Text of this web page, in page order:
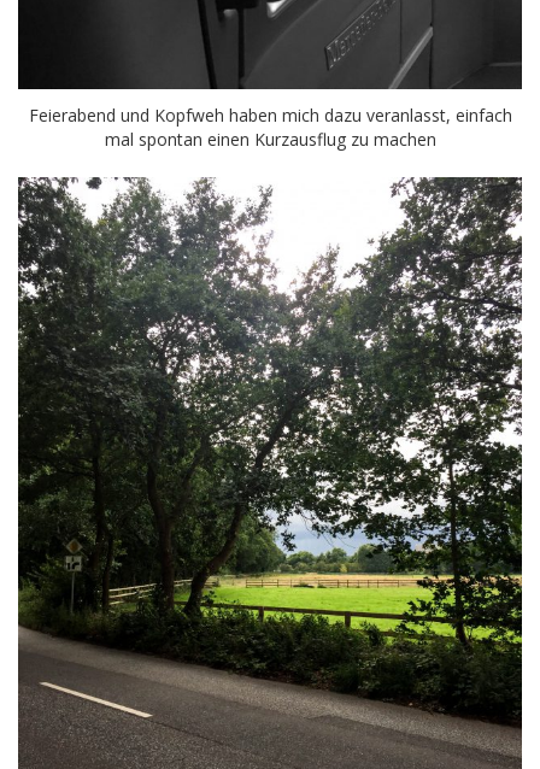
Feierabend und Kopfweh haben mich dazu veranlasst, einfach
mal spontan einen Kurzausflug zu machen